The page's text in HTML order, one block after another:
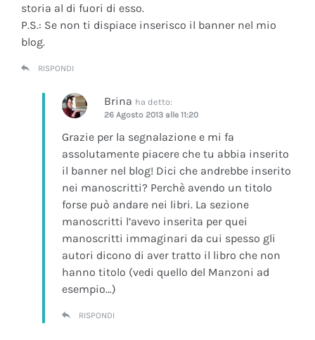
storia al di fuori di esso.
P.S.: Se non ti dispiace inserisco il banner nel mio
blog.
RISPONDI
Brina ha detto:
26 Agosto 2013 alle 11:20
Grazie per la segnalazione e mi fa
assolutamente piacere che tu abbia inserito
il banner nel blog! Dici che andrebbe inserito
nei manoscritti? Perchè avendo un titolo
forse può andare nei libri. La sezione
manoscritti l’avevo inserita per quei
manoscritti immaginari da cui spesso gli
autori dicono di aver tratto il libro che non
hanno titolo (vedi quello del Manzoni ad
esempio…)
RISPONDI